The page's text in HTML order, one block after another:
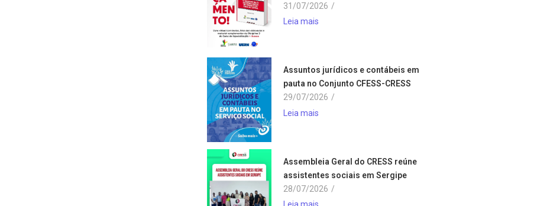
31/07/2026 /
Leia mais
Assuntos jurídicos e contábeis em
pauta no Conjunto CFESS-CRESS
29/07/2026 /
Leia mais
Assembleia Geral do CRESS reúne
assistentes sociais em Sergipe
28/07/2026 /